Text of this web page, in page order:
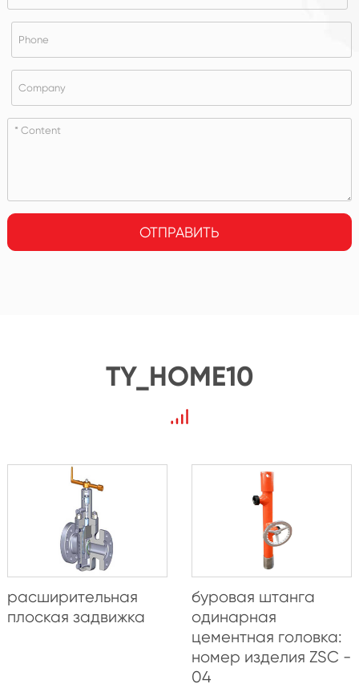
ОТПРАВИТЬ
TY_HOME10
расширительная
плоская задвижка
буровая штанга
одинарная
цементная головка:
номер изделия ZSC -
04